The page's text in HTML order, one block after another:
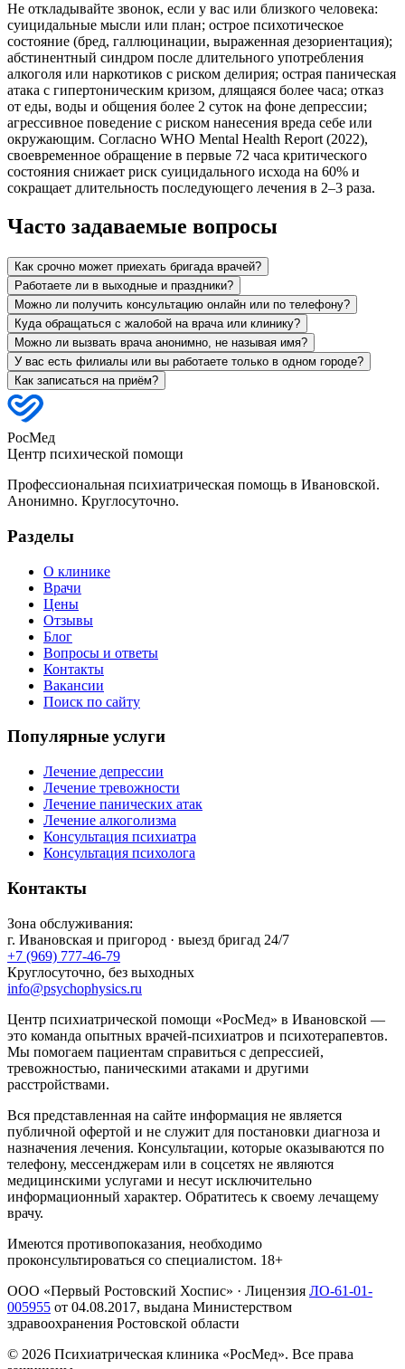
Не откладывайте звонок, если у вас или близкого человека:
суицидальные мысли или план; острое психотическое
состояние (бред, галлюцинации, выраженная дезориентация);
абстинентный синдром после длительного употребления
алкоголя или наркотиков с риском делирия; острая паническая
атака с гипертоническим кризом, длящаяся более часа; отказ
от еды, воды и общения более 2 суток на фоне депрессии;
агрессивное поведение с риском нанесения вреда себе или
окружающим. Согласно WHO Mental Health Report (2022),
своевременное обращение в первые 72 часа критического
состояния снижает риск суицидального исхода на 60% и
сокращает длительность последующего лечения в 2–3 раза.
Часто задаваемые вопросы
Как срочно может приехать бригада врачей?
Работаете ли в выходные и праздники?
Можно ли получить консультацию онлайн или по телефону?
Куда обращаться с жалобой на врача или клинику?
Можно ли вызвать врача анонимно, не называя имя?
У вас есть филиалы или вы работаете только в одном городе?
Как записаться на приём?
РосМед
Центр психической помощи
Профессиональная психиатрическая помощь в Ивановской.
Анонимно. Круглосуточно.
Разделы
О клинике
Врачи
Цены
Отзывы
Блог
Вопросы и ответы
Контакты
Вакансии
Поиск по сайту
Популярные услуги
Лечение депрессии
Лечение тревожности
Лечение панических атак
Лечение алкоголизма
Консультация психиатра
Консультация психолога
Контакты
Зона обслуживания:
г. Ивановская и пригород · выезд бригад 24/7
+7 (969) 777-46-79
Круглосуточно, без выходных
info@psychophysics.ru
Центр психиатрической помощи «РосМед» в Ивановской —
это команда опытных врачей-психиатров и психотерапевтов.
Мы помогаем пациентам справиться с депрессией,
тревожностью, паническими атаками и другими
расстройствами.
Вся представленная на сайте информация не является
публичной офертой и не служит для постановки диагноза и
назначения лечения. Консультации, которые оказываются по
телефону, мессенджерам или в соцсетях не являются
медицинскими услугами и несут исключительно
информационный характер. Обратитесь к своему лечащему
врачу.
Имеются противопоказания, необходимо
проконсультироваться со специалистом. 18+
ООО «Первый Ростовский Хоспис» · Лицензия ЛО-61-01-
005955 от 04.08.2017, выдана Министерством
здравоохранения Ростовской области
© 2026 Психиатрическая клиника «РосМед». Все права